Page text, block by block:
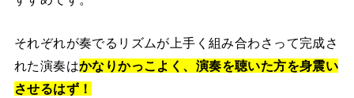
それぞれが奏でるリズムが上手く組み合わさって完成さ
れた演奏はかなりかっこよく、演奏を聴いた方を身震い
させるはず！